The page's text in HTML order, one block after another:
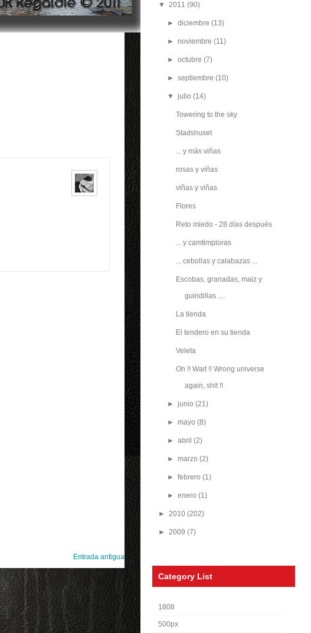
Entrada antigua
▼2011(90)
► diciembre (13)
► noviembre (11)
► octubre (7)
► septiembre (10)
▼ julio (14)
Towering to the sky
Stadshuset
... y más viñas
rosas y viñas
viñas y viñas
Flores
Reto miedo - 28 días después
... y camtimploras
... cebollas y calabazas ...
Escobas, granadas, maiz y
guindillas ....
La tienda
El tendero en su tienda
Veleta
Oh !! Wait !! Wrong universe
again, shit !!
► junio (21)
► mayo (8)
► abril (2)
► marzo (2)
► febrero (1)
► enero (1)
►2010(202)
►2009(7)
Category List
1808
500px